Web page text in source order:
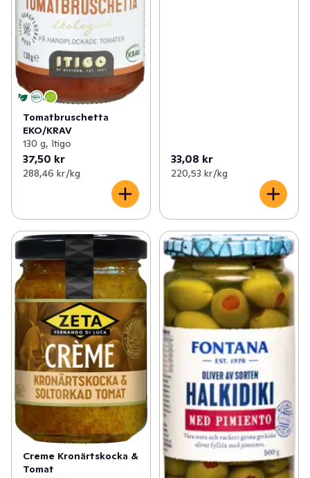
Tomatbruschetta
EKO/KRAV
130 g, Itigo
37,50 kr
288,46 kr /kg
33,08 kr
220,53 kr /kg
Creme Kronärtskocka &
Tomat